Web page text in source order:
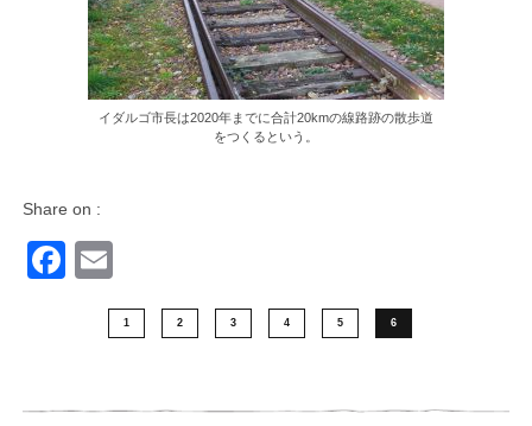
イダルゴ市長は2020年までに合計20kmの線路跡の散歩道
をつくるという。
Share on :
Facebook
1 2 3 4 5 6